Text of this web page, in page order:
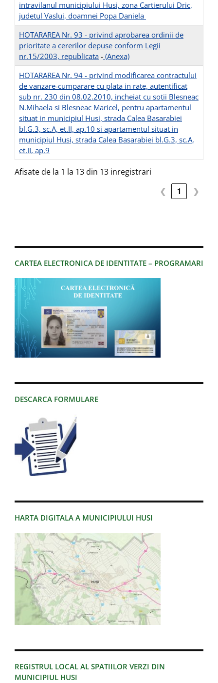
CARTEA ELECTRONICA DE IDENTITATE – PROGRAMARI
DESCARCA FORMULARE
HARTA DIGITALA A MUNICIPIULUI HUSI
REGISTRUL LOCAL AL SPATIILOR VERZI DIN
MUNICIPIUL HUSI
intravilanul municipiului Husi, zona Cartierului Dric,
judetul Vaslui, doamnei Popa Daniela
HOTARAREA Nr. 93 - privind aprobarea ordinii de
prioritate a cererilor depuse conform Legii
nr.15/2003, republicata - (Anexa)
HOTARAREA Nr. 94 - privind modificarea contractului
de vanzare-cumparare cu plata in rate, autentificat
sub nr. 230 din 08.02.2010, incheiat cu sotii Blesneac
N.Mihaela si Blesneac Maricel, pentru apartamentul
situat in municipiul Husi, strada Calea Basarabiei
bl.G.3, sc.A, et.II, ap.10 si apartamentul situat in
municipiul Husi, strada Calea Basarabiei bl.G.3, sc.A,
et.II, ap.9
Afisate de la 1 la 13 din 13 inregistrari
❮ 1 ❯